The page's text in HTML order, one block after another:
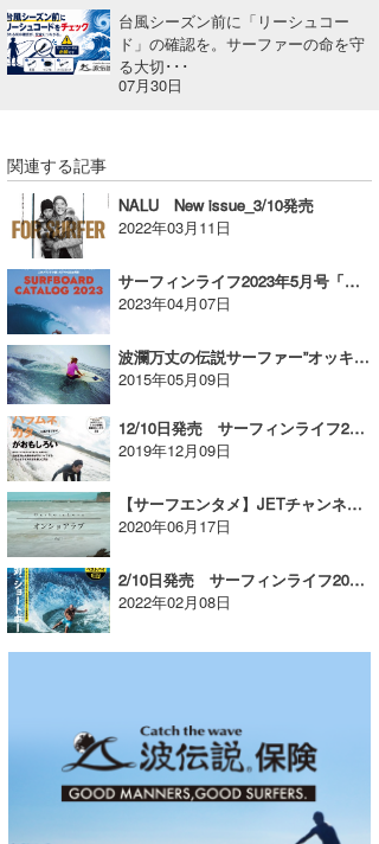
台風シーズン前に「リーシュコー
ド」の確認を。サーファーの命を守
る大切･･･
07月30日
関連する記事
NALU New issue_3/10発売
2022年03月11日
サーフィンライフ2023年5月号「カットバック」を大澤伸幸プロが指南！【AD】
2023年04月07日
波瀾万丈の伝説サーファー”オッキー”ことマーク・オクルーポのベストサーフ(WCT 1999)
2015年05月09日
12/10日発売 サーフィンライフ2020年1月号【AD】
2019年12月09日
【サーフエンタメ】JETチャンネル オンショアでサーフィンin七里ガ浜！
2020年06月17日
2/10日発売 サーフィンライフ2022年3月号【AD】
2022年02月08日
wanda
予報士 hiro.
Mr.K
chappy
Romisea